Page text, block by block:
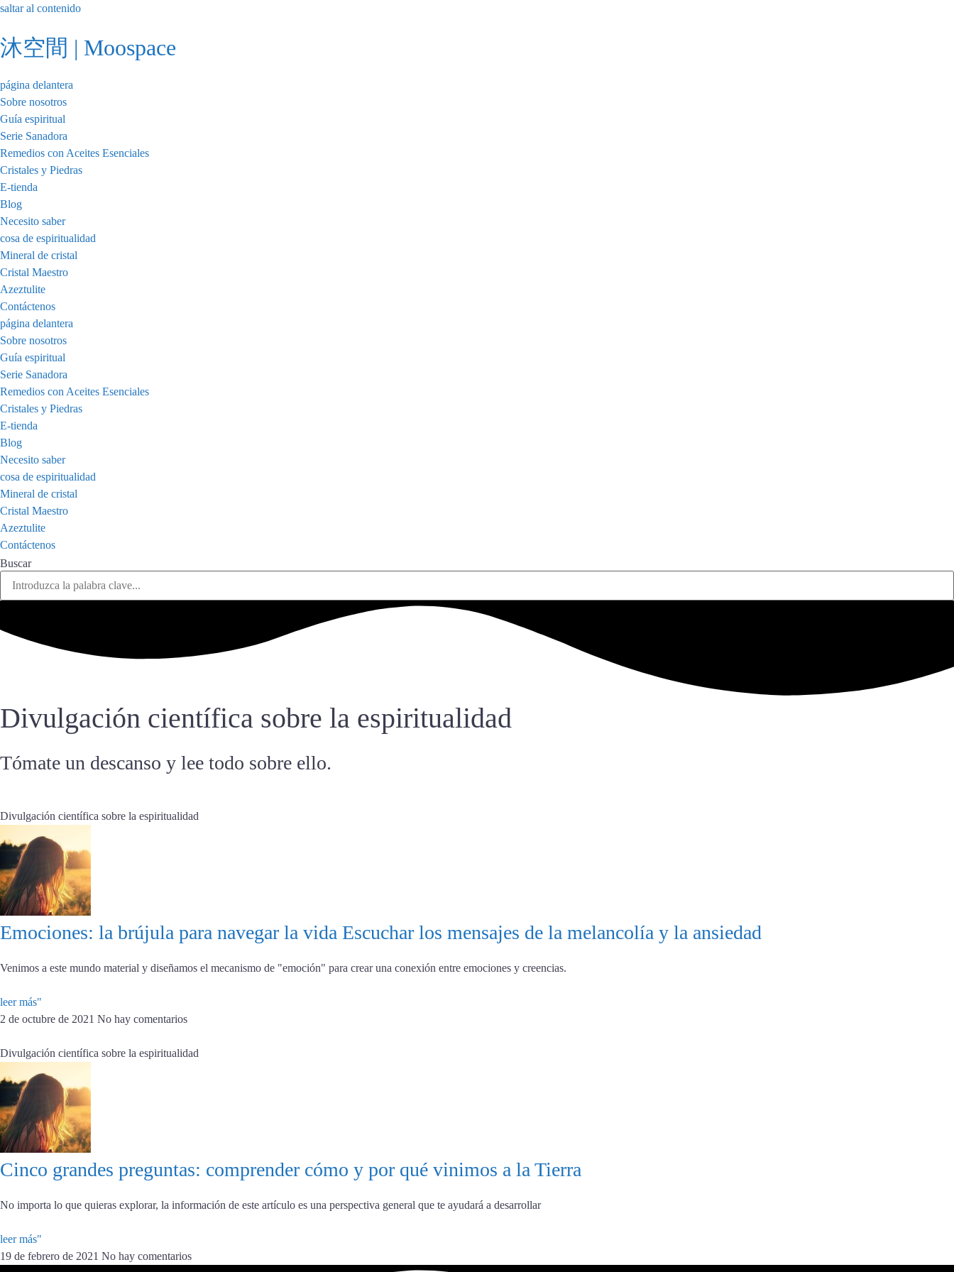
saltar al contenido
沐空間 | Moospace
página delantera
Sobre nosotros
Guía espiritual
Serie Sanadora
Remedios con Aceites Esenciales
Cristales y Piedras
E-tienda
Blog
Necesito saber
cosa de espiritualidad
Mineral de cristal
Cristal Maestro
Azeztulite
Contáctenos
página delantera
Sobre nosotros
Guía espiritual
Serie Sanadora
Remedios con Aceites Esenciales
Cristales y Piedras
E-tienda
Blog
Necesito saber
cosa de espiritualidad
Mineral de cristal
Cristal Maestro
Azeztulite
Contáctenos
Buscar
Divulgación científica sobre la espiritualidad
Tómate un descanso y lee todo sobre ello.
Divulgación científica sobre la espiritualidad
Emociones: la brújula para navegar la vida Escuchar los mensajes de la melancolía y la ansiedad
Venimos a este mundo material y diseñamos el mecanismo de "emoción" para crear una conexión entre emociones y creencias.
leer más"
2 de octubre de 2021 No hay comentarios
Divulgación científica sobre la espiritualidad
Cinco grandes preguntas: comprender cómo y por qué vinimos a la Tierra
No importa lo que quieras explorar, la información de este artículo es una perspectiva general que te ayudará a desarrollar
leer más"
19 de febrero de 2021 No hay comentarios